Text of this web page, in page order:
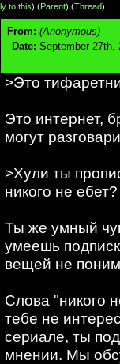
to this) (Parent) (Thread)
From: (Anonymous)
Date: September 27th,
>Это
Это интернет,
могут
>Хули ты
никого не ебет?
Ты же умный
умеешь
вещей не
Слова "никого
тебе не
сериале, ты
мнении. Мы